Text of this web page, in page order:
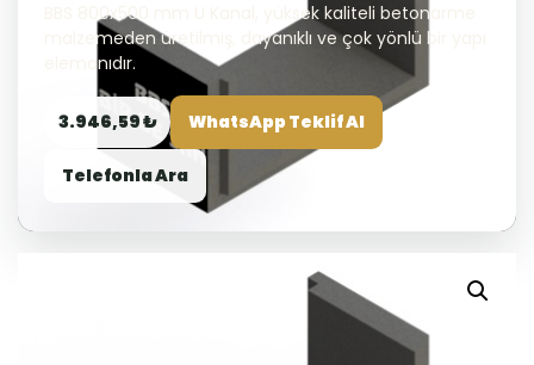
BBS 800x500 mm U Kanal, yüksek kaliteli betonarme
malzemeden üretilmiş, dayanıklı ve çok yönlü bir yapı
elemanıdır.
3.946,59 ₺ WhatsApp Teklif Al
Telefonla Ara